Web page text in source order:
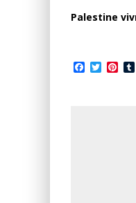
Palestine
Facebook
Twitter